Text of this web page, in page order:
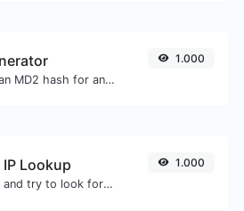
Generate an MD2 hash for any string input.
1.000
IP Lookup
Take an IP and try to look for the domain/host associated with it.
1.000